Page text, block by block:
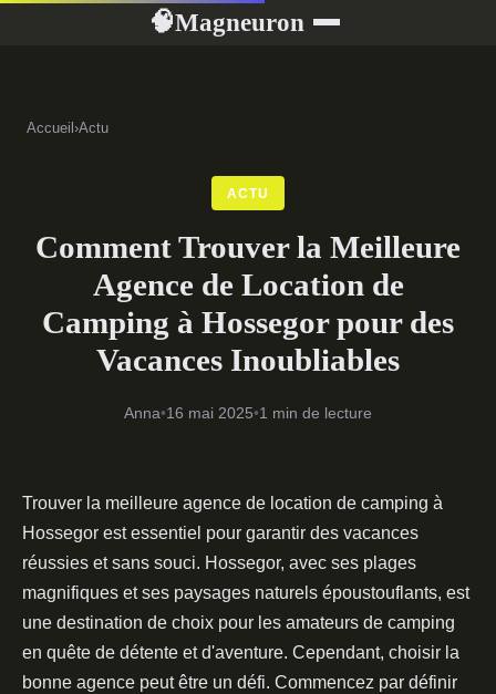
🧠Magneuron
Accueil ›Actu
ACTU
Comment Trouver la Meilleure
Agence de Location de
Camping à Hossegor pour des
Vacances Inoubliables
Anna•16 mai 2025•1 min de lecture
Trouver la meilleure agence de location de camping à
Hossegor est essentiel pour garantir des vacances
réussies et sans souci. Hossegor, avec ses plages
magnifiques et ses paysages naturels époustouflants, est
une destination de choix pour les amateurs de camping
en quête de détente et d'aventure. Cependant, choisir la
bonne agence peut être un défi. Commencez par définir